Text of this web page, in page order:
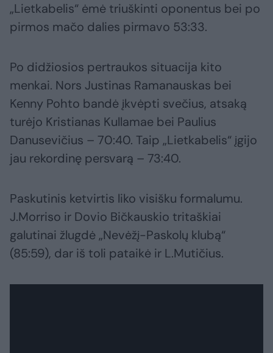
„Lietkabelis“ ėmė triuškinti oponentus bei po
pirmos mačo dalies pirmavo 53:33.
Po didžiosios pertraukos situacija kito
menkai. Nors Justinas Ramanauskas bei
Kenny Pohto bandė įkvėpti svečius, atsaką
turėjo Kristianas Kullamae bei Paulius
Danusevičius – 70:40. Taip „Lietkabelis“ įgijo
jau rekordinę persvarą – 73:40.
Paskutinis ketvirtis liko visišku formalumu.
J.Morriso ir Dovio Bičkauskio tritaškiai
galutinai žlugdė „Nevėžį-Paskolų klubą“
(85:59), dar iš toli pataikė ir L.Mutičius.